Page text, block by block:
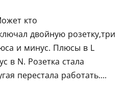
кто
двойную розетку,три
и минус. Плюсы в L
в N. Розетка стала
перестала работать....